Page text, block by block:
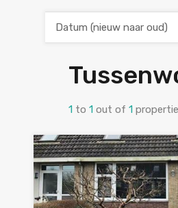
1 to 1 out of 1
Datum (nieuw naar oud)